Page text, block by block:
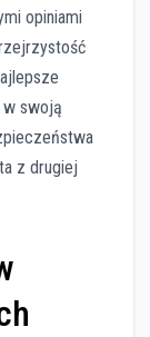
opiniami
swoją
z drugiej